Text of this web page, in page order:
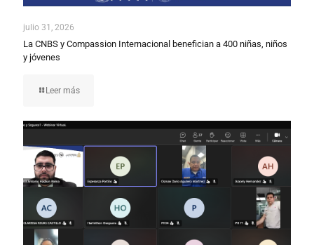
julio 31, 2026
La CNBS y Compassion Internacional benefician a 400 niñas, niños
y jóvenes
Leer más